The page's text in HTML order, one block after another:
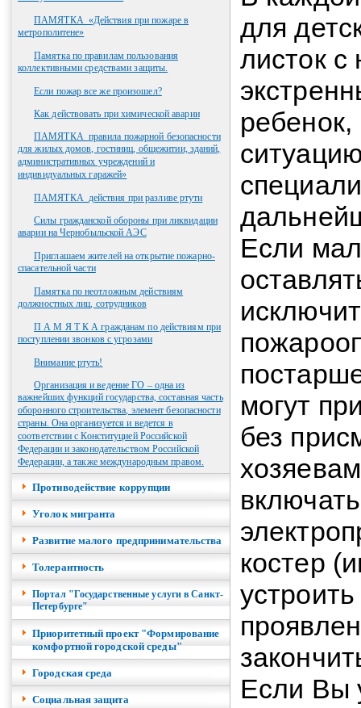
ПАМЯТКА_«Действия при пожаре в
метрополитене»
Памятка по правилам пользования
коллективными средствами защиты.
Если пожар все же произошел?
Как действовать при химической аварии
ПАМЯТКА_правила пожарной безопасности
для жилых домов, гостиниц, общежитии, зданий,
административных учреждений и
индивидуальных гаражей»
ПАМЯТКА_действия при разливе ртути
Силы гражданской обороны при ликвидации
аварии на Чернобыльской АЭС
Приглашаем жителей на открытие пожарно-
спасательной части
Памятка по неотложным действиям
должностных лиц, сотрудников
П А М Я Т К А гражданам по действиям при
поступлении звонков с угрозами
Внимание ртуть!
Организация и ведение ГО – одна из
важнейших функций государства, составная часть
оборонного строительства, элемент безопасности
страны. Она организуется и ведется в
соответствии с Конституцией Российской
Федерации и законодательством Российской
Федерации, а также международным правом.
Противодействие коррупции
Уголок мигранта
Развитие малого предпринимательства
Толерантность
Портал "Государственные услуги в Санкт-
Петербурге"
Приоритетный проект "Формирование
комфортной городской среды"
Городская среда
Социальная защита
для
листок
Если
могут
без
костер
Если Вы